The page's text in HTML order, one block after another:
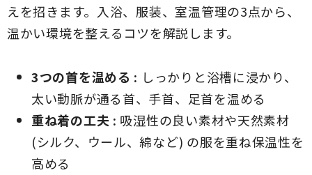
えを招きます。入浴、服装、室温管理の3点から、
温かい環境を整えるコツを解説します。
3つの首を温める : しっかりと浴槽に浸かり、
太い動脈が通る首、手首、足首を温める
重ね着の工夫 : 吸湿性の良い素材や天然素材
(シルク、ウール、綿など) の服を重ね保温性を
高める